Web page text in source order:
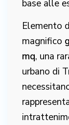
base alle
Elemento
magnifico
mq, una
urbano di